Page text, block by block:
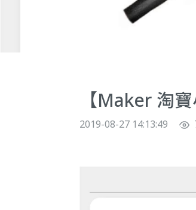
【Maker 淘
2019-08-27 14:13:49